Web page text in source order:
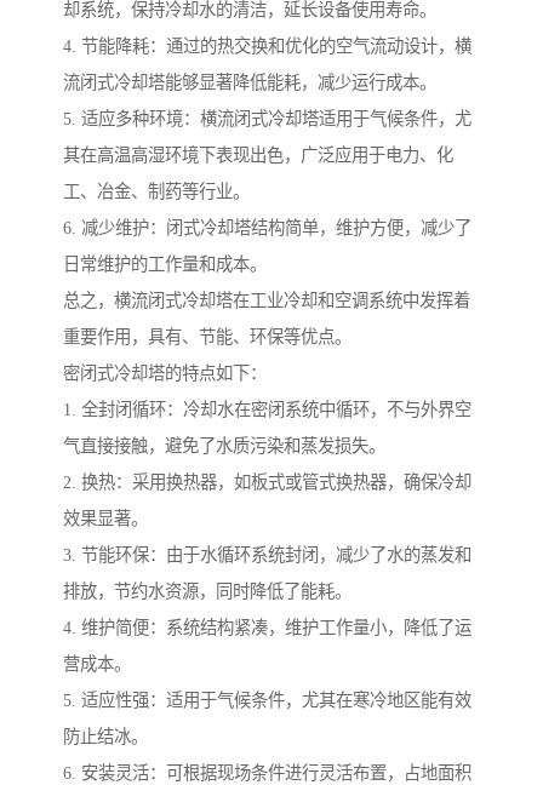
却系统，保持冷却水的清洁，延长设备使用寿命。
4. 节能降耗：通过的热交换和优化的空气流动设计，横
流闭式冷却塔能够显著降低能耗，减少运行成本。
5. 适应多种环境：横流闭式冷却塔适用于气候条件，尤
其在高温高湿环境下表现出色，广泛应用于电力、化
工、冶金、制药等行业。
6. 减少维护：闭式冷却塔结构简单，维护方便，减少了
日常维护的工作量和成本。
总之，横流闭式冷却塔在工业冷却和空调系统中发挥着
重要作用，具有、节能、环保等优点。
密闭式冷却塔的特点如下：
1. 全封闭循环：冷却水在密闭系统中循环，不与外界空
气直接接触，避免了水质污染和蒸发损失。
2. 换热：采用换热器，如板式或管式换热器，确保冷却
效果显著。
3. 节能环保：由于水循环系统封闭，减少了水的蒸发和
排放，节约水资源，同时降低了能耗。
4. 维护简便：系统结构紧凑，维护工作量小，降低了运
营成本。
5. 适应性强：适用于气候条件，尤其在寒冷地区能有效
防止结冰。
6. 安装灵活：可根据现场条件进行灵活布置，占地面积